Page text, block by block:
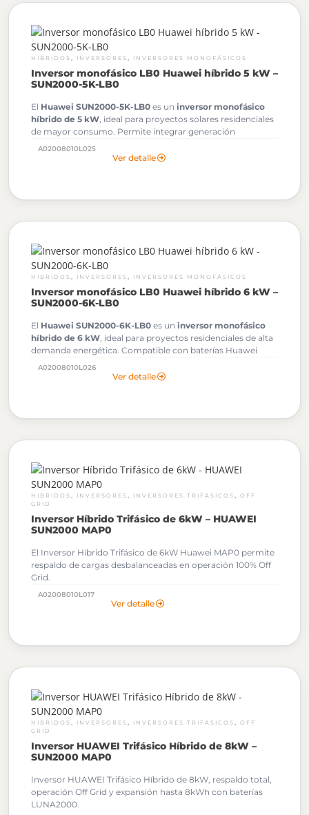
HIBRIDOS INVERSORES INVERSORES MONOFÁSICOS
Inversor monofásico LB0 Huawei híbrido 5 kW –
SUN2000-5K-LB0
El Huawei SUN2000-5K-LB0 es un inversor monofásico
híbrido de 5 kW, ideal para proyectos solares residenciales
de mayor consumo. Permite integrar generación
fotovoltaica, baterías Huawei LUNA2000, optimizadores y
monitoreo inteligente desde FusionSolar.
A02008010L025
Ver detalle
HIBRIDOS INVERSORES INVERSORES MONOFÁSICOS
Inversor monofásico LB0 Huawei híbrido 6 kW –
SUN2000-6K-LB0
El Huawei SUN2000-6K-LB0 es un inversor monofásico
híbrido de 6 kW, ideal para proyectos residenciales de alta
demanda energética. Compatible con baterías Huawei
LUNA2000, optimizadores, FusionSolar y respaldo
mediante SmartGuard-63A-S0.
A02008010L026
Ver detalle
HIBRIDOS INVERSORES INVERSORES TRIFÁSICOS
OFF
GRID
Inversor Híbrido Trifásico de 6kW – HUAWEI
SUN2000 MAP0
El Inversor Híbrido Trifásico de 6kW Huawei MAP0 permite
respaldo de cargas desbalanceadas en operación 100% Off
Grid.
Al solicitar tu cotización podrás descargar gratuitamente los
A02008010L017
Ver detalle
HIBRIDOS INVERSORES INVERSORES TRIFÁSICOS
OFF
GRID
Inversor HUAWEI Trifásico Híbrido de 8kW –
SUN2000 MAP0
Inversor HUAWEI Trifásico Híbrido de 8kW, respaldo total,
operación Off Grid y expansión hasta 8kWh con baterías
LUNA2000.